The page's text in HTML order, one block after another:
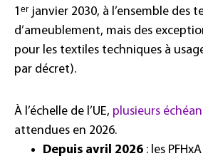
1ᵉʳ janvier 2030, à l’ensemble des
d’ameublement, mais des
pour les textiles techniques à
par décret).
À l’échelle de l’UE, plusieurs
attendues en 2026.
Depuis avril 2026 : les